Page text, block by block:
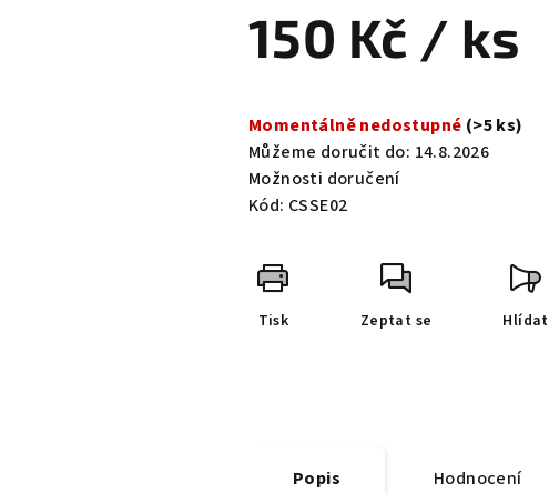
z
150 Kč / ks
cena:
Momentálně nedostupné (>5 ks)
Můžeme doručit do: 14.8.2026
Možnosti doručení
Kód: CSSE02
Tisk Zeptat se Hlídat
Popis Hodnocení